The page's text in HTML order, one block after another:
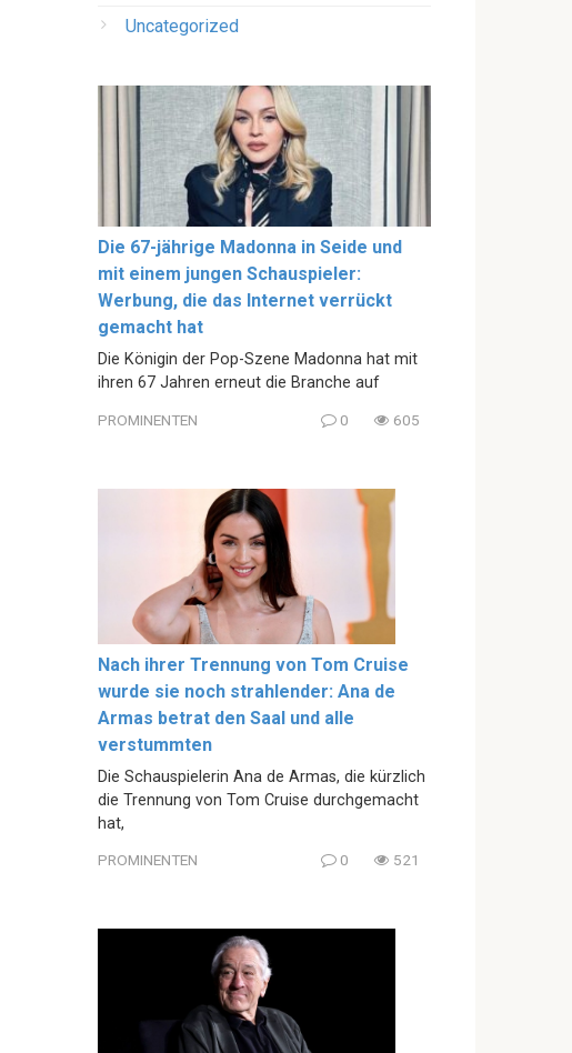
Uncategorized
Die 67-jährige Madonna in Seide und
mit einem jungen Schauspieler:
Werbung, die das Internet verrückt
gemacht hat
Die Königin der Pop-Szene Madonna hat mit
ihren 67 Jahren erneut die Branche auf
PROMINENTEN 0 605
Nach ihrer Trennung von Tom Cruise
wurde sie noch strahlender: Ana de
Armas betrat den Saal und alle
verstummten
Die Schauspielerin Ana de Armas, die kürzlich
die Trennung von Tom Cruise durchgemacht
hat,
PROMINENTEN 0 521